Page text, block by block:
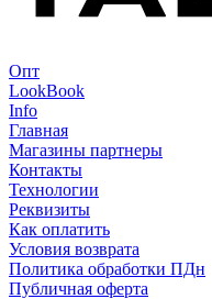
Опт
LookBook
Info
Главная
Магазины партнеры
Контакты
Технологии
Реквизиты
Как оплатить
Условия возврата
Политика обработки ПДн
Публичная оферта